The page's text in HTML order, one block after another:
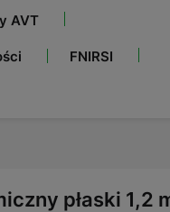
AVT
FNIRSI
płaski 1,2